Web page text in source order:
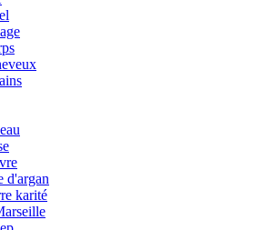
d'argan
karité